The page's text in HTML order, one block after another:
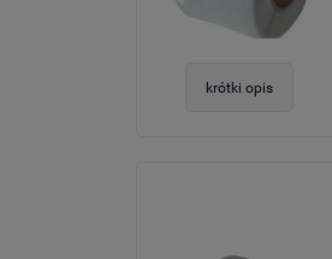
krótki opis